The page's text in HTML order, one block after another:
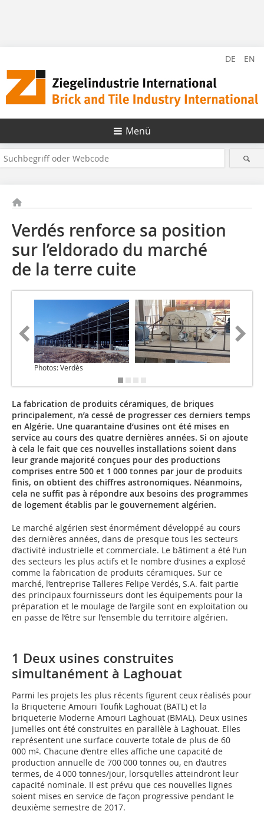
DE EN
Menü
Verdés renforce sa position
sur l’eldorado du marché
de la terre cuite
Photos: Verdès
La fabrication de produits céramiques, de briques
principalement, n’a cessé de progresser ces derniers temps
en Algérie. Une quarantaine d‘usines ont été mises en
service au cours des quatre dernières années. Si on ajoute
à cela le fait que ces nouvelles installations soient dans
leur grande majorité conçues pour des productions
comprises entre 500 et 1 000 tonnes par jour de produits
finis, on obtient des chiffres astronomiques. Néanmoins,
cela ne suffit pas à répondre aux besoins des programmes
de logement établis par le gouvernement algérien.
Le marché algérien s‘est énormément développé au cours
des dernières années, dans de presque tous les secteurs
d‘activité industrielle et commerciale. Le bâtiment a été l‘un
des secteurs les plus actifs et le nombre d‘usines a explosé
comme la fabrication de produits céramiques. Sur ce
marché, l’entreprise Talleres Felipe Verdés, S.A. fait partie
des principaux fournisseurs dont les équipements pour la
préparation et le moulage de l‘argile sont en exploitation ou
en passe de l’être sur l’ensemble du territoire algérien.
1 Deux usines construites
simultanément à Laghouat
Parmi les projets les plus récents figurent ceux réalisés pour
la Briqueterie Amouri Toufik Laghouat (BATL) et la
briqueterie Moderne Amouri Laghouat (BMAL). Deux usines
jumelles ont été construites en parallèle à Laghouat. Elles
représentent une surface couverte totale de plus de 60
000 m². Chacune d’entre elles affiche une capacité de
production annuelle de 700 000 tonnes ou, en d‘autres
termes, de 4 000 tonnes/jour, lorsqu‘elles atteindront leur
capacité nominale. Il est prévu que ces nouvelles lignes
soient mises en service de façon progressive pendant le
deuxième semestre de 2017.